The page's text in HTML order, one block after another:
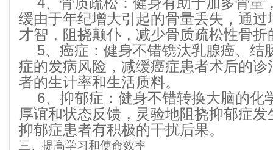
缓由于年纪增大引起的骨量丢失，通
才智，阻挠颠仆，减少骨质疏松性骨折
5、癌症：健身不错镌汰乳腺癌、结
症的发病风险，减缓癌症患者术后的
者的生计率和生活质料。
6、抑郁症：健身不错转换大脑的化
厚谊和状态反馈，灵验地阻挠抑郁症
抑郁症患者有积极的干扰后果。
三、提高学习和使命效率